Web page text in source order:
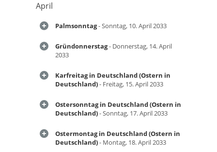
April
Palmsonntag- Sonntag, 10. April 2033
Gründonnerstag- Donnerstag, 14. April
2033
Karfreitag in Deutschland (Ostern in
Deutschland)- Freitag, 15. April 2033
Ostersonntag in Deutschland (Ostern in
Deutschland)- Sonntag, 17. April 2033
Ostermontag in Deutschland (Ostern in
Deutschland)- Montag, 18. April 2033